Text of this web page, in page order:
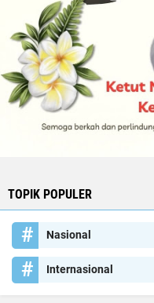
TOPIK POPULER
Nasional
Internasional